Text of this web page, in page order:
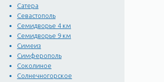
Сатера
Севастополь
Семидворье 4 км
Семидворье 9 км
Симеиз
Симферополь
Соколиное
Солнечногорское